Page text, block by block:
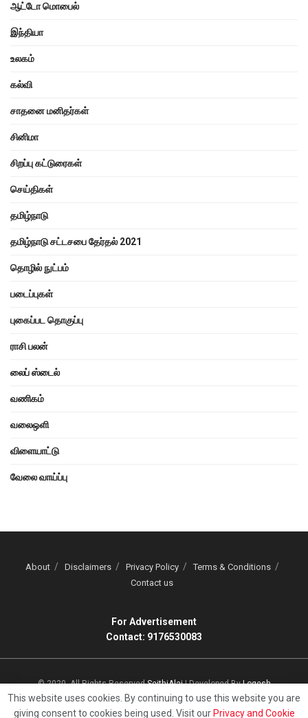
ஆட்டோ மொபைல்
இந்தியா
உலகம்
கல்வி
சாதனை மனிதர்கள்
சினிமா
சிறப்பு கட்டுரைகள்
செய்திகள்
தமிழ்நாடு
தமிழ்நாடு சட்டசபை தேர்தல் 2021
தொழில் நுட்பம்
படைப்புகள்
புகைப்பட தொகுப்பு
ராசி பலன்
லைப் ஸ்டைல்
வணிகம்
வலைஒளி
விளையாட்டு
வேலை வாய்ப்பு
About Disclaimers Privacy Policy
Terms & Conditions
Contact us
For Advertisement
Contact: 9176530083
© 2020, All Rights ReservedSeithiAlai| Developed ByLogesh
This website uses cookies. By continuing to use this website you are
giving consent to cookies being used. Visit our Privacy and Cookie